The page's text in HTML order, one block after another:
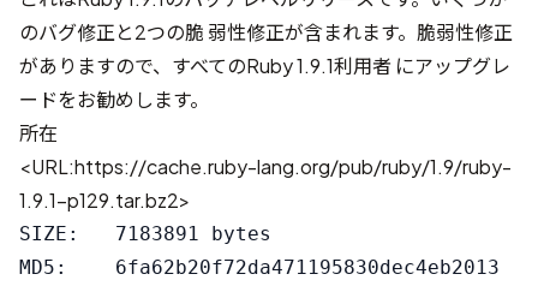
のバグ修正と2つの脆 弱性修正が含まれます。脆弱性修正
がありますので、すべてのRuby 1.9.1利用者 にアップグレ
ードをお勧めします。
所在
<URL:https://cache.ruby-lang.org/pub/ruby/1.9/ruby-
1.9.1-p129.tar.bz2>
SIZE:   7183891 bytes
MD5:    6fa62b20f72da471195830dec4eb2013